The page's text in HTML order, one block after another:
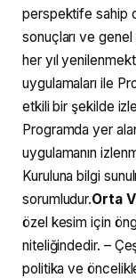
perspektife sahip
sonuçları ve
her yıl
uygulamaları ile
etkili bir şekilde
Programda yer
uygulamanın
Kuruluna bilgi
sorumludur.Orta
özel kesim için
niteliğindedir. –
politika ve